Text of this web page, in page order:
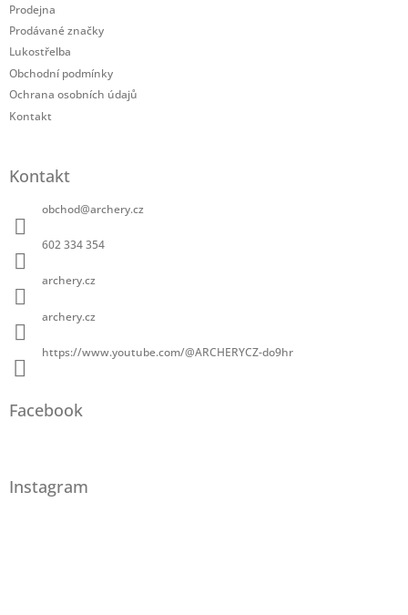
Prodejna
Prodávané značky
Lukostřelba
Obchodní podmínky
Ochrana osobních údajů
Kontakt
Kontakt
obchod@archery.cz
602 334 354
archery.cz
archery.cz
https://www.youtube.com/@ARCHERYCZ-do9hr
Facebook
Instagram